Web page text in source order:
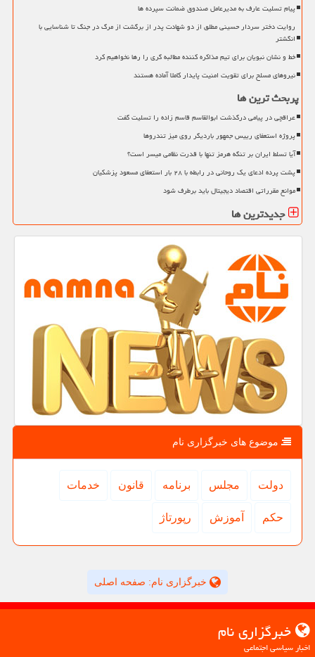
پیام تسلیت عارف به مدیرعامل صندوق ضمانت سپرده ها
روایت دختر سردار حسینی مطلق از دو شهادت پدر از برگشت از مرگ در جنگ تا شناسایی با
انگشتر
خط و نشان نبویان برای تیم مذاکره کننده مطالبه گری را رها نخواهیم کرد
نیروهای مسلح برای تقویت امنیت پایدار کاملا آماده هستند
پربحث ترین ها
عراقچی در پیامی درگذشت ابوالقاسم قاسم زاده را تسلیت گفت
پروژه استعفای رییس جمهور باردیگر روی میز تندروها
آیا تسلط ایران بر تنگه هرمز تنها با قدرت نظامی میسر است؟
پشت پرده ادعای یک روحانی در رابطه با ۲۸ بار استعفای مسعود پزشکیان
موانع مقرراتی اقتصاد دیجیتال باید برطرف شود
جدیدترین ها
موضوع های خبرگزاری نام
دولت مجلس برنامه قانون خدمات
حكم آموزش رپورتاژ
خبرگزاری نام: صفحه اصلی
خبرگزاری نام
اخبار سیاسی اجتماعی